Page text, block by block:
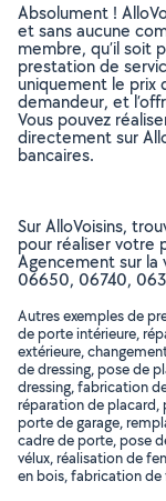
Absolument !
et sans aucune
membre, qu’il soit
prestation de
uniquement le prix
demandeur, et
Vous pouvez
directement sur
bancaires.
Sur AlloVoisins,
pour réaliser votre
Agencement sur la
06650, 06740,
Autres exemples de
de porte intérieure,
extérieure,
de dressing, pose de
dressing, fabrication
réparation de placard,
porte de garage,
cadre de porte, pose
vélux, réalisation de
en bois, fabrication de